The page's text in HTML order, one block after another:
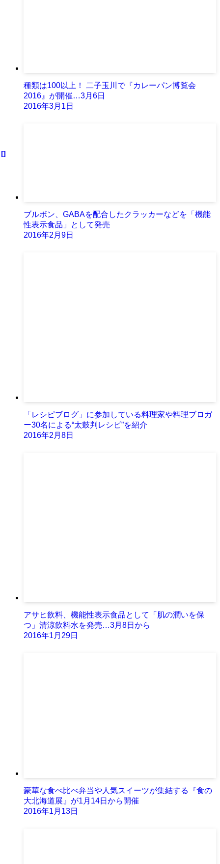
種類は100以上！ 二子玉川で『カレーパン博覧会
2016』が開催…3月6日
2016年3月1日
ブルボン、GABAを配合したクラッカーなどを「機能
性表示食品」として発売
2016年2月9日
「レシピブログ」に参加している料理家や料理ブロガ
ー30名による“太鼓判レシピ”を紹介
2016年2月8日
アサヒ飲料、機能性表示食品として「肌の潤いを保
つ」清涼飲料水を発売…3月8日から
2016年1月29日
豪華な食べ比べ弁当や人気スイーツが集結する『食の
大北海道展』が1月14日から開催
2016年1月13日